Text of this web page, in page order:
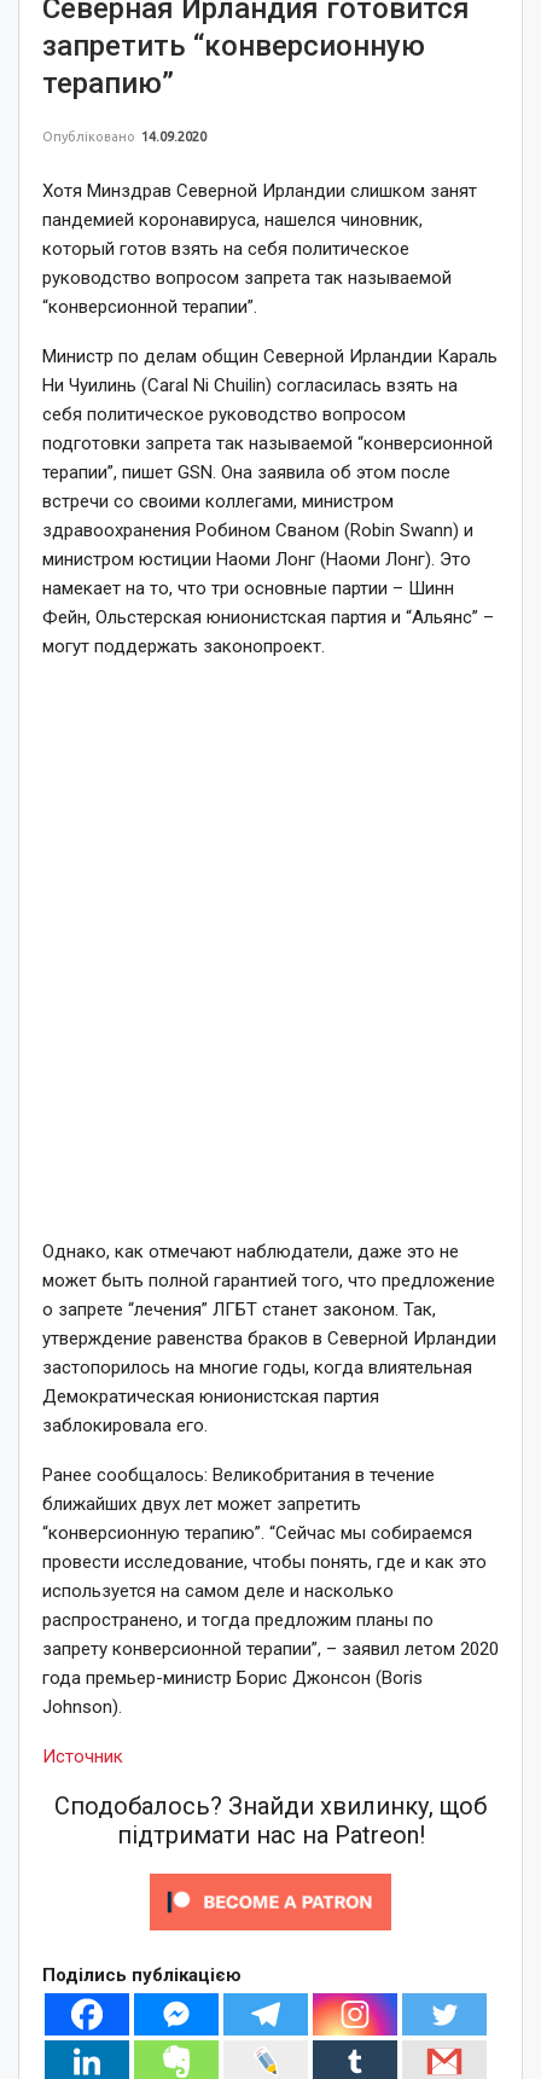
Северная Ирландия готовится
запретить “конверсионную
терапию”
Опубліковано 14.09.2020
Хотя Минздрав Северной Ирландии слишком занят
пандемией коронавируса, нашелся чиновник,
который готов взять на себя политическое
руководство вопросом запрета так называемой
“конверсионной терапии”.
Министр по делам общин Северной Ирландии Караль
Ни Чуилинь (Caral Ni Chuilin) согласилась взять на
себя политическое руководство вопросом
подготовки запрета так называемой “конверсионной
терапии”, пишет GSN. Она заявила об этом после
встречи со своими коллегами, министром
здравоохранения Робином Сваном (Robin Swann) и
министром юстиции Наоми Лонг (Наоми Лонг). Это
намекает на то, что три основные партии – Шинн
Фейн, Ольстерская юнионистская партия и “Альянс” –
могут поддержать законопроект.
Однако, как отмечают наблюдатели, даже это не
может быть полной гарантией того, что предложение
о запрете “лечения” ЛГБТ станет законом. Так,
утверждение равенства браков в Северной Ирландии
застопорилось на многие годы, когда влиятельная
Демократическая юнионистская партия
заблокировала его.
Ранее сообщалось: Великобритания в течение
ближайших двух лет может запретить
“конверсионную терапию”. “Сейчас мы собираемся
провести исследование, чтобы понять, где и как это
используется на самом деле и насколько
распространено, и тогда предложим планы по
запрету конверсионной терапии”, – заявил летом 2020
года премьер-министр Борис Джонсон (Boris
Johnson).
Источник
Сподобалось? Знайди хвилинку, щоб
підтримати нас на Patreon!
Поділись публікацією